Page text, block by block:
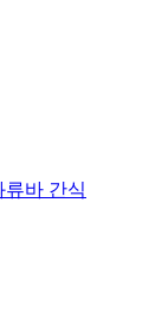
류바 간식